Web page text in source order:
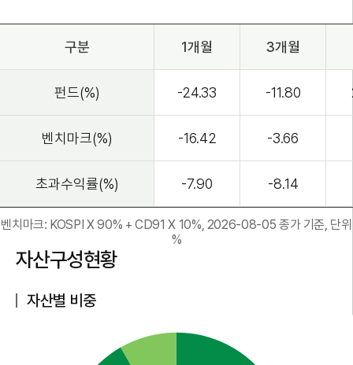
구분 1개월 3개월
펀드(%) -24.33 -11.80
벤치마크(%) -16.42 -3.66
초과수익률(%) -7.90 -8.14
벤치마크: KOSPI X 90% + CD91 X 10%, 2026-08-05 종가 기준, 단위
%
자산구성현황
자산별 비중